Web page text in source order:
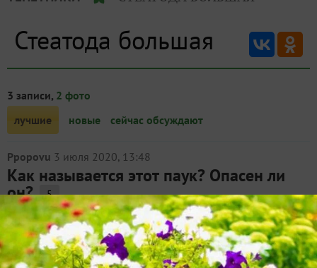
Стеатода большая
3 записи, 2 фото
лучшие
новые сейчас обсуждают
Ppopovu 3 июля 2020, 13:48
Как называется этот паук? Опасен ли
он? 5
Размер примерно 2 см. Найден в квартире г. Москва.
Паук. Опасен?